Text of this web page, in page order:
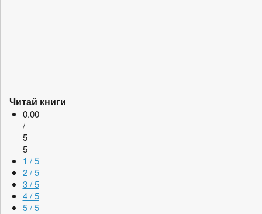
Читай книги
0.00
/
5
5
1 / 5
2 / 5
3 / 5
4 / 5
5 / 5